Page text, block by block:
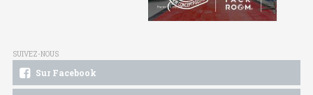
SUIVEZ-NOUS
Sur Facebook